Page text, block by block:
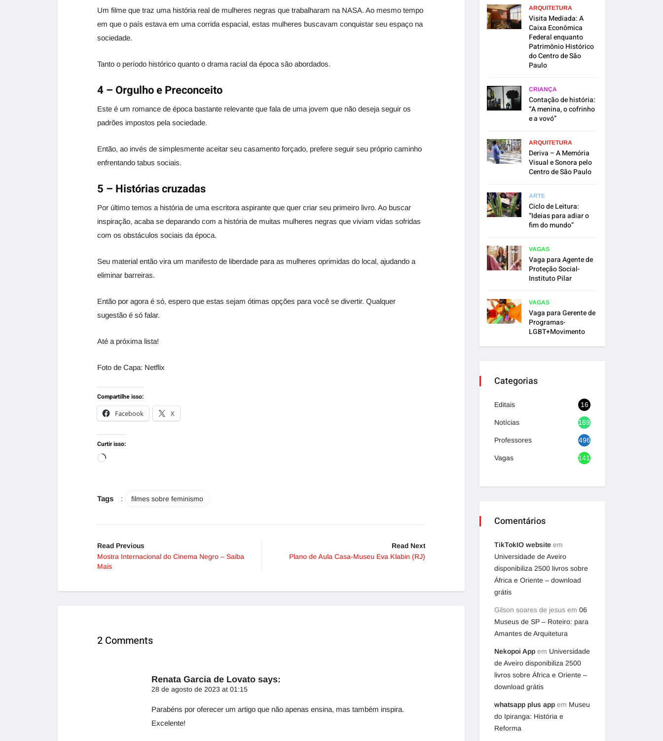
Um filme que traz uma história real de mulheres negras que trabalharam na NASA. Ao mesmo tempo
em que o país estava em uma corrida espacial, estas mulheres buscavam conquistar seu espaço na
sociedade.
Tanto o período histórico quanto o drama racial da época são abordados.
4 – Orgulho e Preconceito
Este é um romance de época bastante relevante que fala de uma jovem que não deseja seguir os
padrões impostos pela sociedade.
Então, ao invés de simplesmente aceitar seu casamento forçado, prefere seguir seu próprio caminho
enfrentando tabus sociais.
5 – Histórias cruzadas
Por último temos a história de uma escritora aspirante que quer criar seu primeiro livro. Ao buscar
inspiração, acaba se deparando com a história de muitas mulheres negras que viviam vidas sofridas
com os obstáculos sociais da época.
Seu material então vira um manifesto de liberdade para as mulheres oprimidas do local, ajudando a
eliminar barreiras.
Então por agora é só, espero que estas sejam ótimas opções para você se divertir. Qualquer
sugestão é só falar.
Até a próxima lista!
Foto de Capa: Netflix
Compartilhe isso:
Facebook
X
Curtir isso:
Tags : filmes sobre feminismo
Read Previous
Mostra Internacional do Cinema Negro – Saiba
Mais
Read Next
Plano de Aula Casa-Museu Eva Klabin (RJ)
2 Comments
Renata Garcia de Lovato says:
28 de agosto de 2023 at 01:15
Parabéns por oferecer um artigo que não apenas ensina, mas também inspira.
Excelente!
ARQUITETURA
Visita Mediada: A
Caixa Econômica
Federal enquanto
Patrimônio Histórico
do Centro de São
Paulo
CRIANÇA
Contação de história:
“A menina, o cofrinho
e a vovó”
ARQUITETURA
Deriva – A Memória
Visual e Sonora pelo
Centro de São Paulo
ARTE
Ciclo de Leitura:
“Ideias para adiar o
fim do mundo”
VAGAS
Vaga para Agente de
Proteção Social-
Instituto Pilar
VAGAS
Vaga para Gerente de
Programas-
LGBT+Movimento
Categorias
Editais 16
Notícias 1692
Professores 496
Vagas 1417
Comentários
TikTokIO website em
Universidade de Aveiro
disponibiliza 2500 livros sobre
África e Oriente – download
grátis
Gilson soares de jesus em 06
Museus de SP – Roteiro: para
Amantes de Arquitetura
Nekopoi App em Universidade
de Aveiro disponibiliza 2500
livros sobre África e Oriente –
download grátis
whatsapp plus app em Museu
do Ipiranga: História e
Reforma